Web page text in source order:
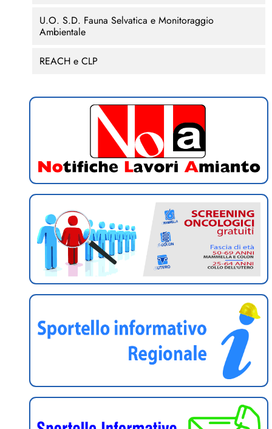
U.O. S.D. Fauna Selvatica e Monitoraggio
Ambientale
REACH e CLP